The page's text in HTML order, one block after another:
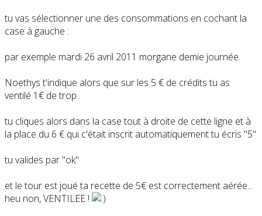
tu vas sélectionner une des consommations en cochant la
case à gauche :
par exemple mardi 26 avril 2011 morgane demie journée.
Noethys t'indique alors que sur les 5 € de crédits tu as
ventilé 1€ de trop
tu cliques alors dans la case tout à droite de cette ligne et à
la place du 6 € qui c'était inscrit automatiquement tu écris "5"
tu valides par "ok"
et le tour est joué ta recette de 5€ est correctement aérée...
heu non, VENTILEE !